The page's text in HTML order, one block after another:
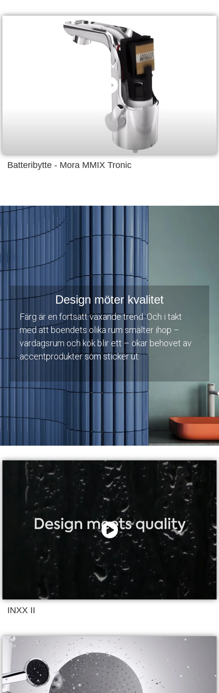
Batteribytte - Mora MMIX Tronic
Design möter kvalitet
Färg är en fortsatt växande trend. Och i takt
med att boendets olika rum smälter ihop –
vardagsrum och kök blir ett – ökar behovet av
accentprodukter som sticker ut.
INXX II